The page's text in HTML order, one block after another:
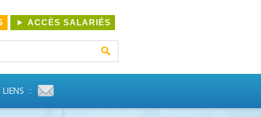
ACCÈS SALARIÉS
LIENS